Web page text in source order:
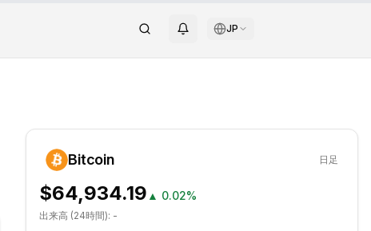
JP
Bitcoin 日足
$64,934.19 ▲ 0.02%
出来高 (24時間): -